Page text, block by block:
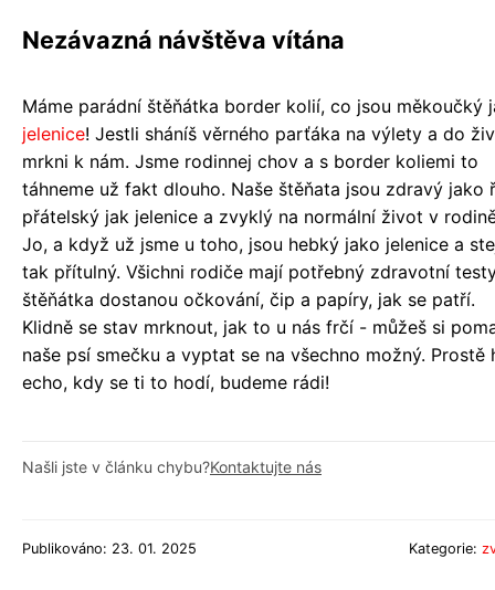
Nezávazná návštěva vítána
Máme parádní štěňátka border kolií, co jsou měkoučký
jelenice! Jestli sháníš věrného parťáka na výlety a do
mrkni k nám. Jsme rodinnej chov a s border koliemi to
táhneme už fakt dlouho. Naše štěňata jsou zdravý jako
přátelský jak jelenice a zvyklý na normální život v
Jo, a když už jsme u toho, jsou hebký jako jelenice a
tak přítulný. Všichni rodiče mají potřebný zdravotní
štěňátka dostanou očkování, čip a papíry, jak se patří.
Klidně se stav mrknout, jak to u nás frčí - můžeš si
naše psí smečku a vyptat se na všechno možný. Prostě
echo, kdy se ti to hodí, budeme rádi!
Našli jste v článku chybu?Kontaktujte nás
Publikováno: 23. 01. 2025 Kategorie: